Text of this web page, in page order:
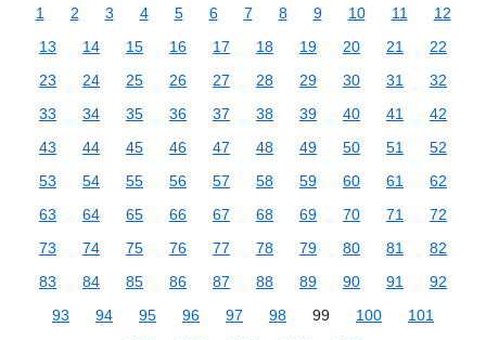
1 2 3 4 5 6 7 8 9 10 11
12
13
14 15 16 17 18 19 20 21
22
23
24 25 26 27 28 29 30 31
32
33
34 35 36 37 38 39 40 41
42
43
44 45 46 47 48 49 50 51
52
53
54 55 56 57 58 59 60 61
62
63
64 65 66 67 68 69 70 71
72
73
74 75 76 77 78 79 80 81
82
83
84 85 86 87 88 89 90 91
92
93
94 95 96 97 98 99 100
101